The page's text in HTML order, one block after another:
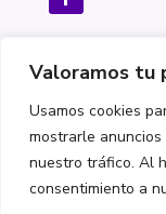
Valoramos tu
Usamos cookies
mostrarle
nuestro tráfico. Al
consentimiento a
Aviso legal
Política de
Política de
Acceso a